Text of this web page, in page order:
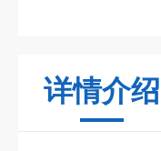
详情介绍